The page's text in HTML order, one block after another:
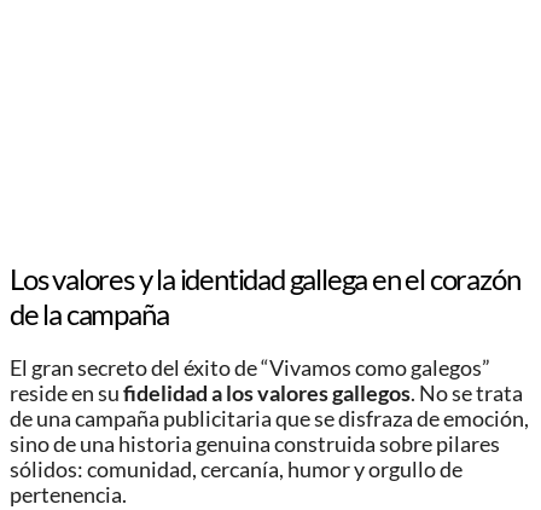
Los valores y la identidad gallega en el corazón
de la campaña
El gran secreto del éxito de “Vivamos como galegos”
reside en sufidelidad a los valores gallegos. No se trata
de una campaña publicitaria que se disfraza de emoción,
sino de una historia genuina construida sobre pilares
sólidos: comunidad, cercanía, humor y orgullo de
pertenencia.